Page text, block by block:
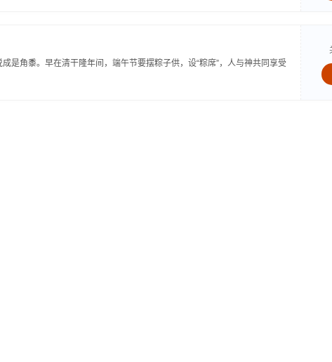
是角黍。早在清干隆年间，端午节要摆粽子供，设“粽席”，人与神共同享受